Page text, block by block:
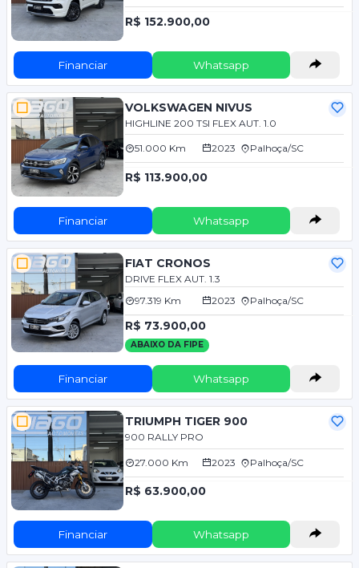
R$ 152.900,00
Financiar Whatsapp
VOLKSWAGEN NIVUS
HIGHLINE 200 TSI FLEX AUT. 1.0
51.000 Km 2023 Palhoça/SC
R$ 113.900,00
Financiar Whatsapp
FIAT CRONOS
DRIVE FLEX AUT. 1.3
97.319 Km
2023 Palhoça/SC
R$ 73.900,00
ABAIXO DA FIPE
Financiar Whatsapp
TRIUMPH TIGER 900
900 RALLY PRO
27.000 Km 2023 Palhoça/SC
R$ 63.900,00
Financiar Whatsapp